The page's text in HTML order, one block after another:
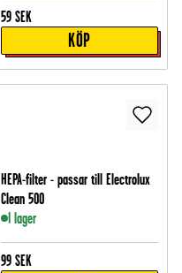
59 SEK
KÖP
HEPA-filter - passar till Electrolux
Clean 500
I lager
99 SEK